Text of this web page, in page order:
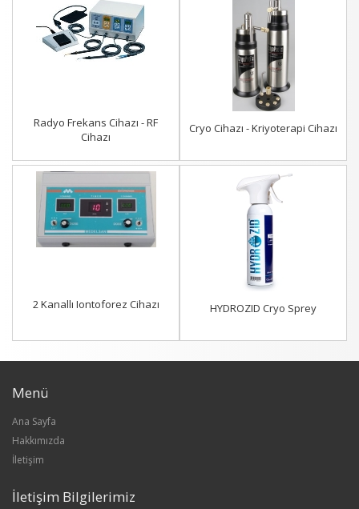
Radyo Frekans Cihazı - RF
Cihazı
Cryo Cihazı - Kriyoterapi Cihazı
2 Kanallı Iontoforez Cihazı HYDROZID Cryo Sprey
Menü
Ana Sayfa
Hakkımızda
İletişim
İletişim Bilgilerimiz